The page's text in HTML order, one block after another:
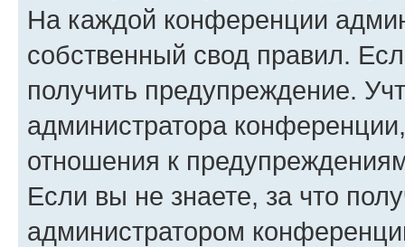
На каждой конференции
собственный свод правил.
получить предупреждение.
администратора
отношения к
Если вы не знаете, за что
администратором